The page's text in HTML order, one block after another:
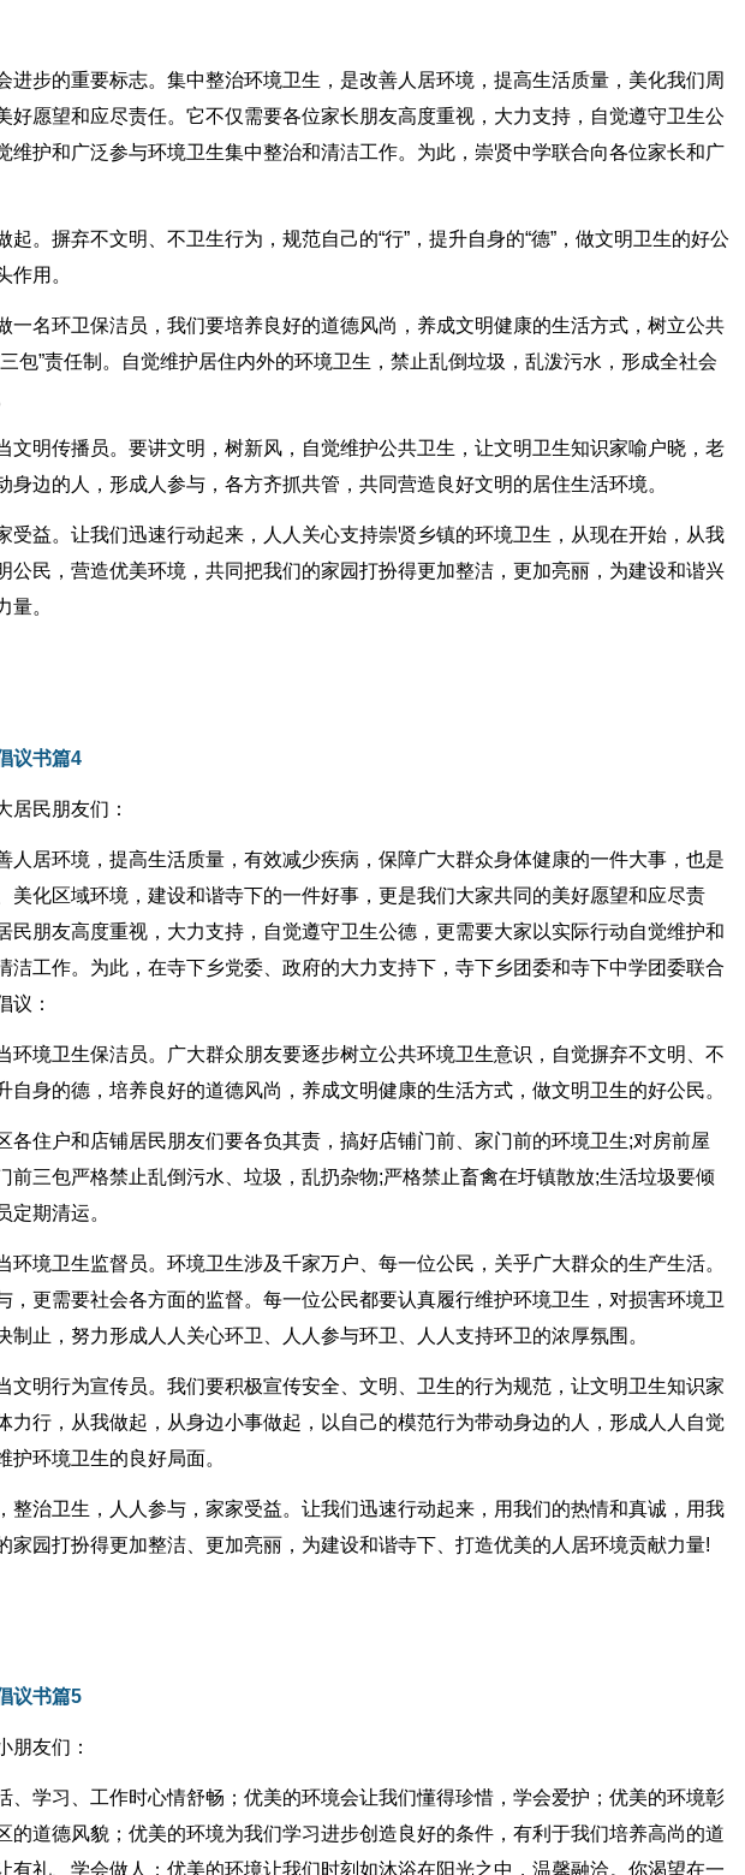
进步的重要标志。集中整治环境卫生，是改善人居环境，提高生活质量，美化我们周
好愿望和应尽责任。它不仅需要各位家长朋友高度重视，大力支持，自觉遵守卫生公
维护和广泛参与环境卫生集中整治和清洁工作。为此，崇贤中学联合向各位家长和广
起。摒弃不文明、不卫生行为，规范自己的“行”，提升自身的“德”，做文明卫生的好公
作用。
一名环卫保洁员，我们要培养良好的道德风尚，养成文明健康的生活方式，树立公共
包”责任制。自觉维护居住内外的环境卫生，禁止乱倒垃圾，乱泼污水，形成全社会
文明传播员。要讲文明，树新风，自觉维护公共卫生，让文明卫生知识家喻户晓，老
身边的人，形成人参与，各方齐抓共管，共同营造良好文明的居住生活环境。
受益。让我们迅速行动起来，人人关心支持崇贤乡镇的环境卫生，从现在开始，从我
公民，营造优美环境，共同把我们的家园打扮得更加整洁，更加亮丽，为建设和谐兴
量。
议书篇4
居民朋友们：
人居环境，提高生活质量，有效减少疾病，保障广大群众身体健康的一件大事，也是
美化区域环境，建设和谐寺下的一件好事，更是我们大家共同的美好愿望和应尽责
民朋友高度重视，大力支持，自觉遵守卫生公德，更需要大家以实际行动自觉维护和
洁工作。为此，在寺下乡党委、政府的大力支持下，寺下乡团委和寺下中学团委联合
议：
环境卫生保洁员。广大群众朋友要逐步树立公共环境卫生意识，自觉摒弃不文明、不
自身的德，培养良好的道德风尚，养成文明健康的生活方式，做文明卫生的好公民。
各住户和店铺居民朋友们要各负其责，搞好店铺门前、家门前的环境卫生;对房前屋
前三包严格禁止乱倒污水、垃圾，乱扔杂物;严格禁止畜禽在圩镇散放;生活垃圾要倾
定期清运。
环境卫生监督员。环境卫生涉及千家万户、每一位公民，关乎广大群众的生产生活。
，更需要社会各方面的监督。每一位公民都要认真履行维护环境卫生，对损害环境卫
制止，努力形成人人关心环卫、人人参与环卫、人人支持环卫的浓厚氛围。
文明行为宣传员。我们要积极宣传安全、文明、卫生的行为规范，让文明卫生知识家
力行，从我做起，从身边小事做起，以自己的模范行为带动身边的人，形成人人自觉
环境卫生的良好局面。
整治卫生，人人参与，家家受益。让我们迅速行动起来，用我们的热情和真诚，用我
家园打扮得更加整洁、更加亮丽，为建设和谐寺下、打造优美的人居环境贡献力量!
议书篇5
朋友们：
、学习、工作时心情舒畅；优美的环境会让我们懂得珍惜，学会爱护；优美的环境彰
的道德风貌；优美的环境为我们学习进步创造良好的条件，有利于我们培养高尚的道
有礼、学会做人；优美的环境让我们时刻如沐浴在阳光之中，温馨融洽。你渴望在一